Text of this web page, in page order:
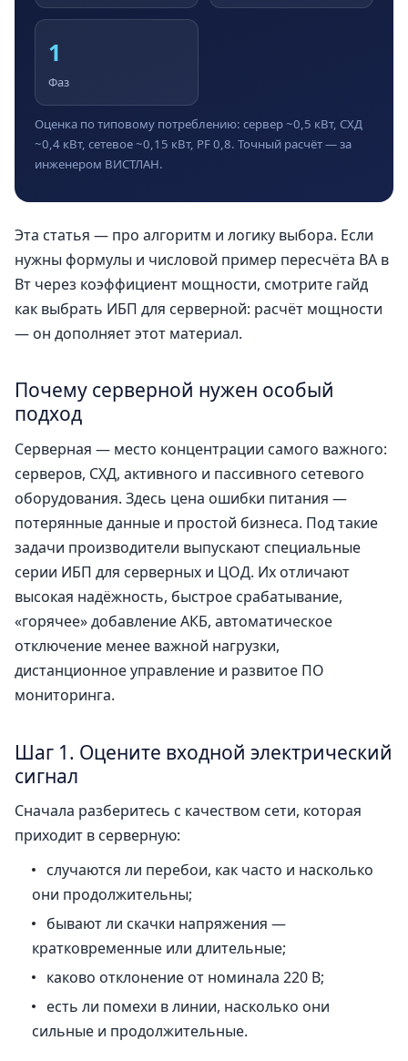
1
Фаз
Оценка по типовому потреблению: сервер ~0,5 кВт, СХД
~0,4 кВт, сетевое ~0,15 кВт, PF 0,8. Точный расчёт — за
инженером ВИСТЛАН.
Эта статья — про алгоритм и логику выбора. Если
нужны формулы и числовой пример пересчёта ВА в
Вт через коэффициент мощности, смотрите гайд
как выбрать ИБП для серверной: расчёт мощности
— он дополняет этот материал.
Почему серверной нужен особый
подход
Серверная — место концентрации самого важного:
серверов, СХД, активного и пассивного сетевого
оборудования. Здесь цена ошибки питания —
потерянные данные и простой бизнеса. Под такие
задачи производители выпускают специальные
серии ИБП для серверных и ЦОД. Их отличают
высокая надёжность, быстрое срабатывание,
«горячее» добавление АКБ, автоматическое
отключение менее важной нагрузки,
дистанционное управление и развитое ПО
мониторинга.
Шаг 1. Оцените входной электрический
сигнал
Сначала разберитесь с качеством сети, которая
приходит в серверную:
случаются ли перебои, как часто и насколько
они продолжительны;
бывают ли скачки напряжения —
кратковременные или длительные;
каково отклонение от номинала 220 В;
есть ли помехи в линии, насколько они
сильные и продолжительные.